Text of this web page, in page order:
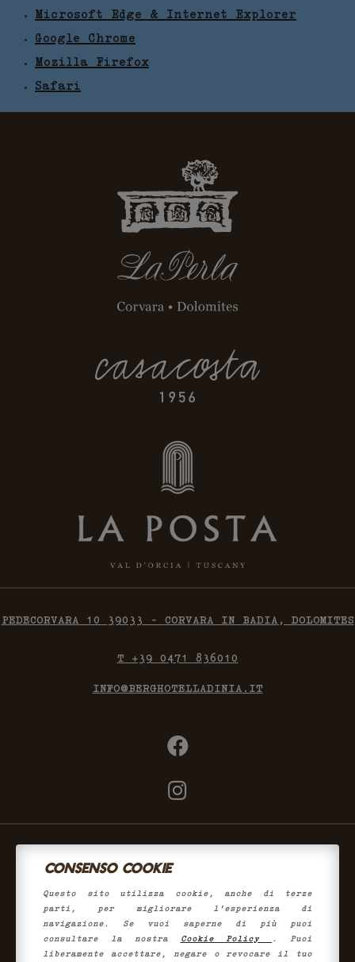
Microsoft Edge & Internet Explorer
Google Chrome
Mozilla Firefox
Safari
PEDECORVARA 10 39033 - CORVARA IN BADIA , DOLOMITES
T +39 0471 836010
INFO@BERGHOTELLADINIA.IT
STIAMO CERCANDO TE
PRIVACY
CONSENSO COOKIE
Questo sito utilizza cookie, anche di terze
parti, per migliorare l'esperienza di
navigazione. Se vuoi saperne di più puoi
consultare la nostra Cookie Policy . Puoi
liberamente accettare, negare o revocare il tuo